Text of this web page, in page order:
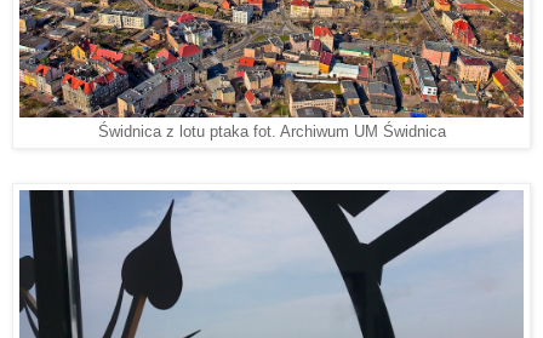
Świdnica z lotu ptaka fot. Archiwum UM Świdnica